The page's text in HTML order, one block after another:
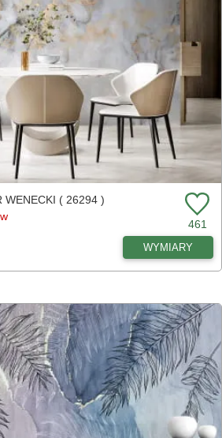
WENECKI ( 26294 )
461
WYMIARY